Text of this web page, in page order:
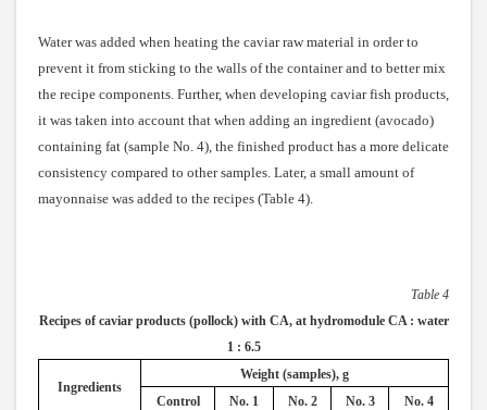
Water was added when heating the caviar raw material in order to
prevent it from sticking to the walls of the container and to better mix
the recipe components. Further, when developing caviar fish products,
it was taken into account that when adding an ingredient (avocado)
containing fat (sample No. 4), the finished product has a more delicate
consistency compared to other samples. Later, a small amount of
mayonnaise was added to the recipes (Table 4).
Table 4
Recipes of caviar products (pollock) with CA, at hydromodule CA : water
1 : 6.5
Ingredients
Weight (samples), g
Control
No. 1 No. 2 No. 3
No. 4